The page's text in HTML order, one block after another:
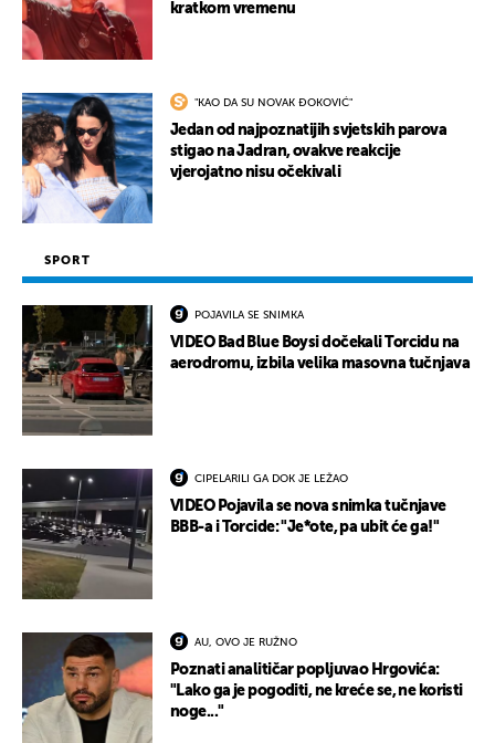
kratkom vremenu
"KAO DA SU NOVAK ĐOKOVIĆ"
Jedan od najpoznatijih svjetskih parova
stigao na Jadran, ovakve reakcije
vjerojatno nisu očekivali
SPORT
POJAVILA SE SNIMKA
VIDEO Bad Blue Boysi dočekali Torcidu na
aerodromu, izbila velika masovna tučnjava
CIPELARILI GA DOK JE LEŽAO
VIDEO Pojavila se nova snimka tučnjave
BBB-a i Torcide: "Je*ote, pa ubit će ga!"
AU, OVO JE RUŽNO
Poznati analitičar popljuvao Hrgovića:
"Lako ga je pogoditi, ne kreće se, ne koristi
noge..."